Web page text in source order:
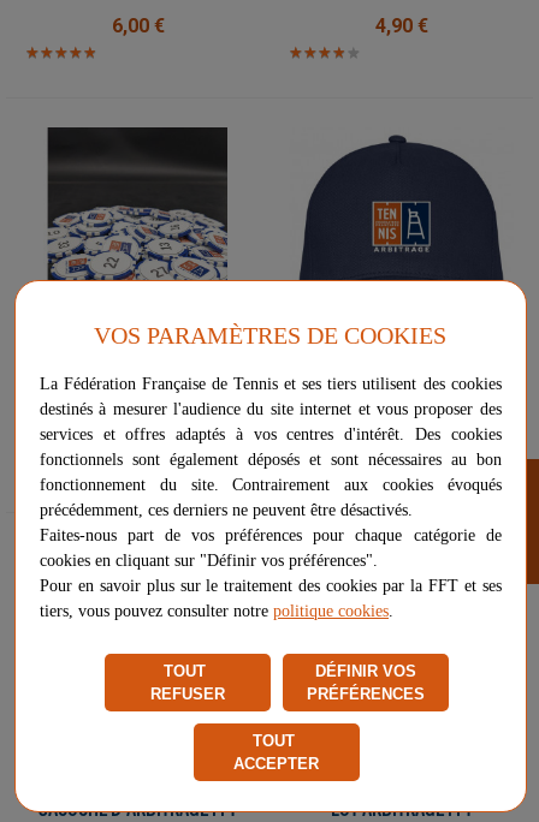
6,00 €
★★★★★
★★★★★
4,90 €
★★★★ ★
★★★★ ★
JETONS D'ARBITRE POUR
TIRAGE AU SORT
64,00 €
CASQUETTE D'ARBITRAGE FFT
5,90 €
SACOCHE D'ARBITRAGE FFT LOT ARBITRAGE FFT
VOS PARAMÈTRES DE COOKIES
La Fédération Française de Tennis et ses tiers utilisent des cookies
destinés à mesurer l'audience du site internet et vous proposer des
services et offres adaptés à vos centres d'intérêt. Des cookies
fonctionnels sont également déposés et sont nécessaires au bon
fonctionnement du site. Contrairement aux cookies évoqués
précédemment, ces derniers ne peuvent être désactivés.
Faites-nous part de vos préférences pour chaque catégorie de
cookies en cliquant sur "Définir vos préférences".
Pour en savoir plus sur le traitement des cookies par la FFT et ses
tiers, vous pouvez consulter notre politique cookies.
TOUT
REFUSER
DÉFINIR VOS
PRÉFÉRENCES
TOUT
ACCEPTER